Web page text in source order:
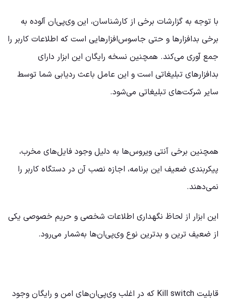
با توجه به گزارشات برخی از کارشناسان، این وی‌پی‌ان آلوده به
برخی بدافزارها و حتی جاسوس‌افزارهایی است که اطلاعات کاربر را
جمع آوری می‌کند. همچنین نسخه رایگان این ابزار دارای
بدافزارهای تبلیغاتی است و این عامل باعث ردیابی شما توسط
سایر شرکت‌های تبلیغاتی می‌شود.
همچنین برخی آنتی ویروس‌ها به دلیل وجود فایل‌های مخرب،
پیکربندی ضعیف این برنامه، اجازه نصب آن در دستگاه کاربر را
نمی‌دهند.
این ابزار از لحاظ نگهداری اطلاعات شخصی و حریم خصوصی یکی
از ضعیف ترین و بدترین نوع وی‌پی‌ان‌ها به‌شمار می‌رود.
قابلیت Kill switch که در اغلب وی‌پی‌ان‌های امن و رایگان وجود